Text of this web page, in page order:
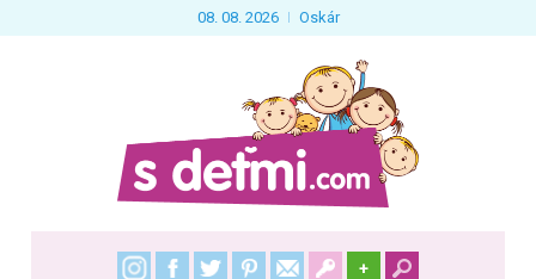
08. 08. 2026 Oskár
+